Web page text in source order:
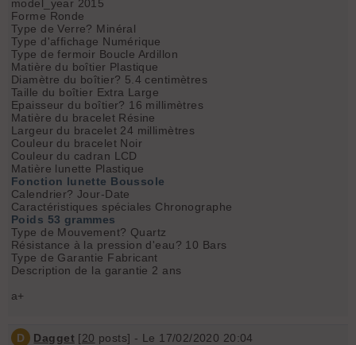
model_year 2015
Forme Ronde
Type de Verre? Minéral
Type d'affichage Numérique
Type de fermoir Boucle Ardillon
Matière du boîtier Plastique
Diamètre du boîtier? 5.4 centimètres
Taille du boîtier Extra Large
Epaisseur du boîtier? 16 millimètres
Matière du bracelet Résine
Largeur du bracelet 24 millimètres
Couleur du bracelet Noir
Couleur du cadran LCD
Matière lunette Plastique
Fonction lunette Boussole
Calendrier? Jour-Date
Caractéristiques spéciales Chronographe
Poids 53 grammes
Type de Mouvement? Quartz
Résistance à la pression d'eau? 10 Bars
Type de Garantie Fabricant
Description de la garantie 2 ans
a+
D Dagget [20 posts] - Le 17/02/2020 20:04